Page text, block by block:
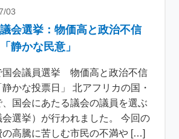
03
会選挙：物価高と政治不信
静かな民意」
国会議員選挙 物価高と政治不信
かな投票日」 北アフリカの国・
国会にあたる議会の議員を選ぶ
選挙）が行われました。 今回の
の高騰に苦しむ市民の不満や […]